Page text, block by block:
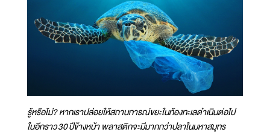
รู้หรือไม่? หากเราปล่อยให้สถานการณ์ขยะในท้องทะเลดำเนินต่อไป
ในอีกราว 30 ปีข้างหน้า พลาสติกจะมีมากกว่าปลาในมหาสมุทร